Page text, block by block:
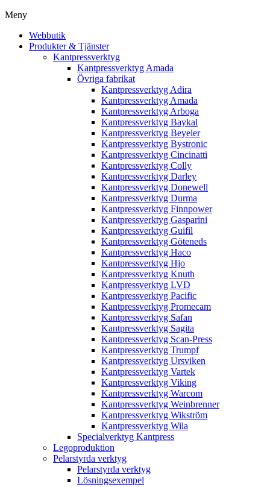
Meny
Webbutik
Produkter & Tjänster
Kantpressverktyg
Kantpressverktyg Amada
Övriga fabrikat
Kantpressverktyg Adira
Kantpressverktyg Amada
Kantpressverktyg Arboga
Kantpressverktyg Baykal
Kantpressverktyg Beyeler
Kantpressverktyg Bystronic
Kantpressverktyg Cincinatti
Kantpressverktyg Colly
Kantpressverktyg Darley
Kantpressverktyg Donewell
Kantpressverktyg Durma
Kantpressverktyg Finnpower
Kantpressverktyg Gasparini
Kantpressverktyg Guifil
Kantpressverktyg Göteneds
Kantpressverktyg Haco
Kantpressverktyg Hjo
Kantpressverktyg Knuth
Kantpressverktyg LVD
Kantpressverktyg Pacific
Kantpressverktyg Promecam
Kantpressverktyg Safan
Kantpressverktyg Sagita
Kantpressverktyg Scan-Press
Kantpressverktyg Trumpf
Kantpressverktyg Ursviken
Kantpressverktyg Vartek
Kantpressverktyg Viking
Kantpressverktyg Warcom
Kantpressverktyg Weinbrenner
Kantpressverktyg Wikström
Kantpressverktyg Wila
Specialverktyg Kantpress
Legoproduktion
Pelarstyrda verktyg
Pelarstyrda verktyg
Lösningsexempel